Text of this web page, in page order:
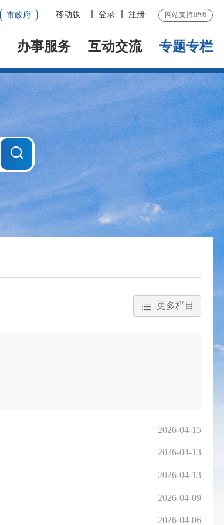
市政府 移动版 登录 注册 网站支持IPv6
办事服务 互动交流 专题专栏
更多栏目
2026-04-15
2026-04-13
2026-04-13
2026-04-09
2026-04-06